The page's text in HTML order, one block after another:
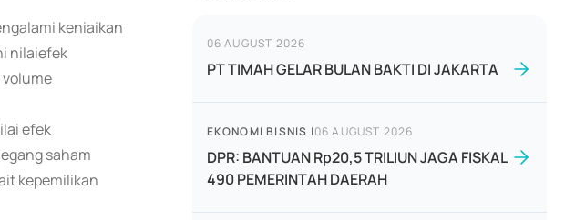
keniaikan
nilaiefek
efek
saham
kepemilikan
06 AUGUST 2026
PT TIMAH GELAR BULAN BAKTI DI JAKARTA
EKONOMI BISNIS |06 AUGUST 2026
DPR: BANTUAN Rp20,5 TRILIUN JAGA FISKAL
490 PEMERINTAH DAERAH